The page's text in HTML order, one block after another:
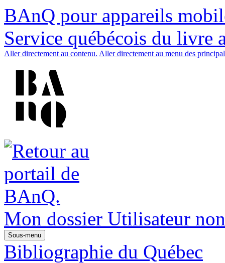
BAnQ pour appareils
Service québécois du livre
Aller directement au contenu. Aller directement au menu des
Mon dossier Utilisateur
Sous-menu
Bibliographie du Québec